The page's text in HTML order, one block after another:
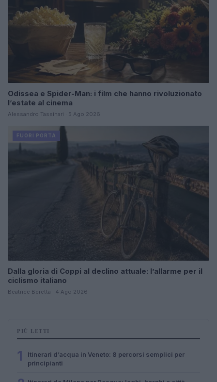
Odissea e Spider-Man: i film che hanno rivoluzionato
l’estate al cinema
Alessandro Tassinari · 5 Ago 2026
FUORI PORTA
Dalla gloria di Coppi al declino attuale: l’allarme per il
ciclismo italiano
Beatrice Beretta · 4 Ago 2026
PIÙ LETTI
1
Itinerari d’acqua in Veneto: 8 percorsi semplici per
principianti